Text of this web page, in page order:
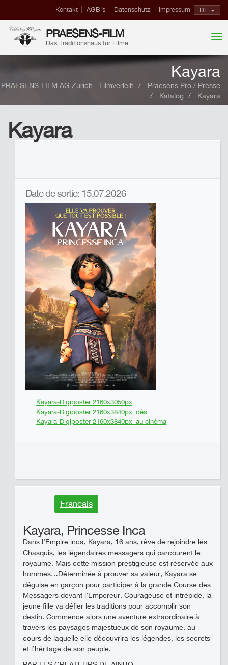
DE
Kontakt AGB's Datenschutz Impressum
PRAESENS-FILM
Das Traditionshaus für Filme
Kayara
PRAESENS-FILM AG Zürich - Filmverleih
Praesens Pro / Presse
Katalog
Kayara
Kayara
Date de sortie: 15.07.2026
Kayara-Digiposter 2160x3050px
Kayara-Digiposter 2160x3840px_dès
Kayara-Digiposter 2160x3840px_au cinéma
Francais
Kayara, Princesse Inca
Dans l’Empire inca, Kayara, 16 ans, rêve de rejoindre les
Chasquis, les légendaires messagers qui parcourent le
royaume. Mais cette mission prestigieuse est réservée aux
hommes…Déterminée à prouver sa valeur, Kayara se
déguise en garçon pour participer à la grande Course des
Messagers devant l’Empereur. Courageuse et intrépide, la
jeune fille va défier les traditions pour accomplir son
destin. Commence alors une aventure extraordinaire à
travers les paysages majestueux de son royaume, au
cours de laquelle elle découvrira les légendes, les secrets
et l’héritage de son peuple.